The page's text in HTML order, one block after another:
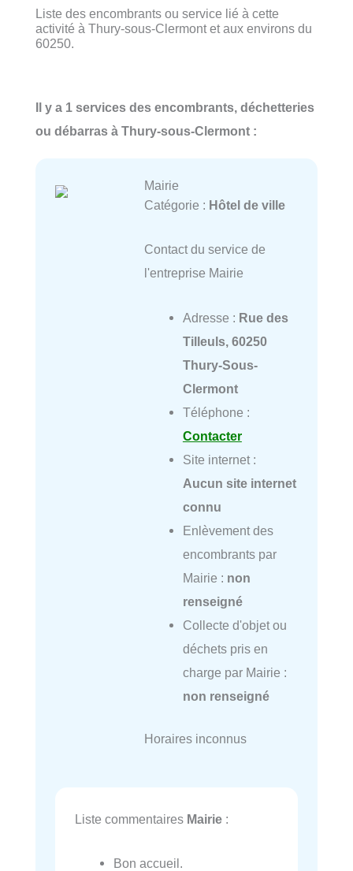
Liste des encombrants ou service lié à cette
activité à Thury-sous-Clermont et aux environs du
60250.
Il y a 1 services des encombrants, déchetteries
ou débarras à Thury-sous-Clermont :
Mairie
Catégorie : Hôtel de ville
Contact du service de
l'entreprise Mairie
Adresse : Rue des
Tilleuls, 60250
Thury-Sous-
Clermont
Téléphone :
Contacter
Site internet :
Aucun site internet
connu
Enlèvement des
encombrants par
Mairie : non
renseigné
Collecte d'objet ou
déchets pris en
charge par Mairie :
non renseigné
Horaires inconnus
Liste commentaires Mairie :
Bon accueil.